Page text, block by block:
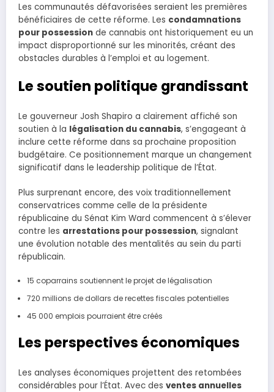
Les communautés défavorisées seraient les premières
bénéficiaires de cette réforme. Les condamnations
pour possession de cannabis ont historiquement eu un
impact disproportionné sur les minorités, créant des
obstacles durables à l’emploi et au logement.
Le soutien politique grandissant
Le gouverneur Josh Shapiro a clairement affiché son
soutien à la légalisation du cannabis, s’engageant à
inclure cette réforme dans sa prochaine proposition
budgétaire. Ce positionnement marque un changement
significatif dans le leadership politique de l’État.
Plus surprenant encore, des voix traditionnellement
conservatrices comme celle de la présidente
républicaine du Sénat Kim Ward commencent à s’élever
contre les arrestations pour possession, signalant
une évolution notable des mentalités au sein du parti
républicain.
15 coparrains soutiennent le projet de légalisation
720 millions de dollars de recettes fiscales potentielles
45 000 emplois pourraient être créés
Les perspectives économiques
Les analyses économiques projettent des retombées
considérables pour l’État. Avec des ventes annuelles